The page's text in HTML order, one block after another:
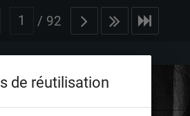
/ 92
de réutilisation